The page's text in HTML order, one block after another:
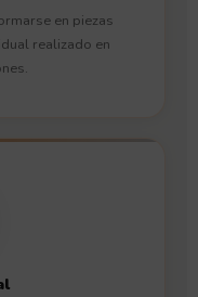
en piezas
realizado en